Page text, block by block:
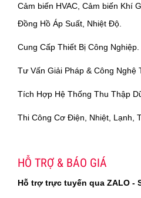
Cảm biến HVAC, Cảm biến Khí
Đồng Hồ Áp Suất, Nhiệt Độ.
Cung Cấp Thiết Bị Công Nghiệp.
Tư Vấn Giải Pháp & Công Nghệ
Tích Hợp Hệ Thống Thu Thập
Thi Công Cơ Điện, Nhiệt, Lạnh,
HỖ TRỢ & BÁO GIÁ
Hỗ trợ trực tuyến qua ZALO -